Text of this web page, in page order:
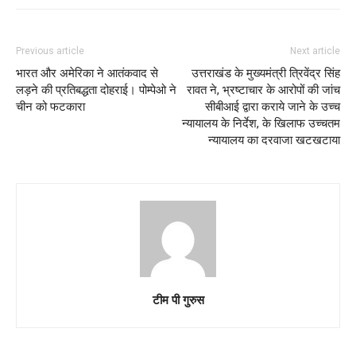
Previous article
भारत और अमेरिका ने आतंकवाद से
लड़ने की प्रतिबद्धता दोहराई। पोम्पेओ ने
चीन को फटकारा
Next article
उत्तराखंड के मुख्यमंत्री त्रिवेंद्र सिंह
रावत ने, भ्रष्टाचार के आरोपों की जांच
सीबीआई द्वारा कराये जाने के उच्च
न्यायालय के निर्देश, के खिलाफ उच्चतम
न्यायालय का दरवाजा खटखटाया
टीम पी गुरुस